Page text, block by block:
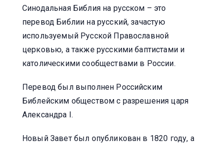
Синодальная Библия на русском – это
перевод Библии на русский, зачастую
используемый Русской Православной
церковью, а также русскими баптистами и
католическими сообществами в России.
Перевод был выполнен Российским
Библейским обществом с разрешения царя
Александра I.
Новый Завет был опубликован в 1820 году, а